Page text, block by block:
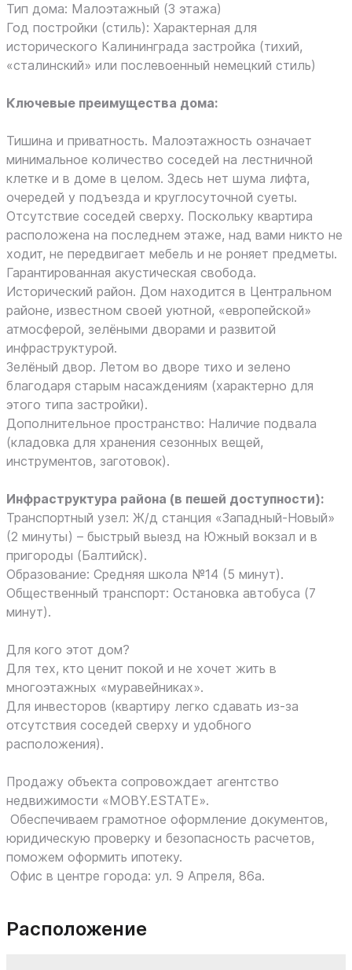
Тип дома: Малоэтажный (3 этажа)
Год постройки (стиль): Характерная для
исторического Калининграда застройка (тихий,
«сталинский» или послевоенный немецкий стиль)
Ключевые преимущества дома:
Тишина и приватность. Малоэтажность означает
минимальное количество соседей на лестничной
клетке и в доме в целом. Здесь нет шума лифта,
очередей у подъезда и круглосуточной суеты.
Отсутствие соседей сверху. Поскольку квартира
расположена на последнем этаже, над вами никто не
ходит, не передвигает мебель и не роняет предметы.
Гарантированная акустическая свобода.
Исторический район. Дом находится в Центральном
районе, известном своей уютной, «европейской»
атмосферой, зелёными дворами и развитой
инфраструктурой.
Зелёный двор. Летом во дворе тихо и зелено
благодаря старым насаждениям (характерно для
этого типа застройки).
Дополнительное пространство: Наличие подвала
(кладовка для хранения сезонных вещей,
инструментов, заготовок).
Инфраструктура района (в пешей доступности):
Транспортный узел: Ж/д станция «Западный-Новый»
(2 минуты) – быстрый выезд на Южный вокзал и в
пригороды (Балтийск).
Образование: Средняя школа №14 (5 минут).
Общественный транспорт: Остановка автобуса (7
минут).
Для кого этот дом?
Для тех, кто ценит покой и не хочет жить в
многоэтажных «муравейниках».
Для инвесторов (квартиру легко сдавать из-за
отсутствия соседей сверху и удобного
расположения).
Продажу объекта сопровождает агентство
недвижимости «MOBY.ESTATE».
Обеспечиваем грамотное оформление документов,
юридическую проверку и безопасность расчетов,
поможем оформить ипотеку.
Офис в центре города: ул. 9 Апреля, 86а.
Расположение